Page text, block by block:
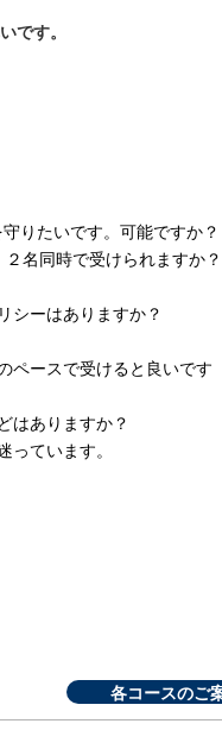
です。
りたいです。可能ですか？
名同時で受けられますか？
シーはありますか？
ペースで受けると良いです
はありますか？
っています。
各コースのご